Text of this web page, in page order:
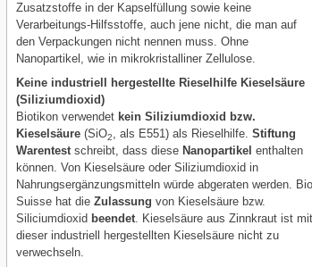
Zusatzstoffe in der Kapselfüllung sowie keine
Verarbeitungs-Hilfsstoffe, auch jene nicht, die man auf
den Verpackungen nicht nennen muss. Ohne
Nanopartikel, wie in mikrokristalliner Zellulose.
Keine industriell hergestellte Rieselhilfe Kieselsäure
(Siliziumdioxid)
Biotikon verwendet kein Siliziumdioxid bzw.
Kieselsäure (SiO2, als E551) als Rieselhilfe.Stiftung
Warentestschreibt, dass diese Nanopartikel enthalten
können. Von Kieselsäure oder Siliziumdioxid in
Nahrungsergänzungsmitteln würde abgeraten werden.
Suisse hat dieZulassung von Kieselsäure bzw.
Siliciumdioxid beendet. Kieselsäure aus Zinnkraut ist
dieser industriell hergestellten Kieselsäure nicht zu
verwechseln.